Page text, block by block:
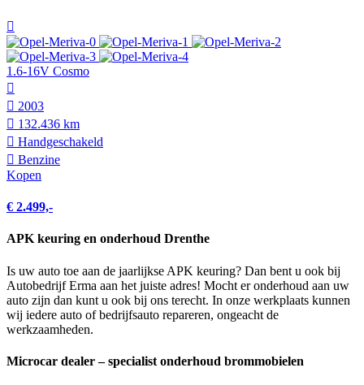
1.6-16V Cosmo
2003
132.436 km
Hand­geschakeld
Benzine
Kopen
€ 2.499,-
APK keuring en onderhoud Drenthe
Is uw auto toe aan de jaarlijkse APK keuring? Dan bent u ook bij
Autobedrijf Erma aan het juiste adres! Mocht er onderhoud aan uw
auto zijn dan kunt u ook bij ons terecht. In onze werkplaats kunnen
wij iedere auto of bedrijfsauto repareren, ongeacht de
werkzaamheden.
Microcar dealer – specialist onderhoud brommobielen